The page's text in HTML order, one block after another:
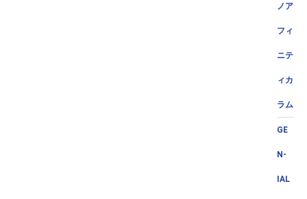
ノア
フィ
ニテ
ィカ
ラム
GE
N-
IAL